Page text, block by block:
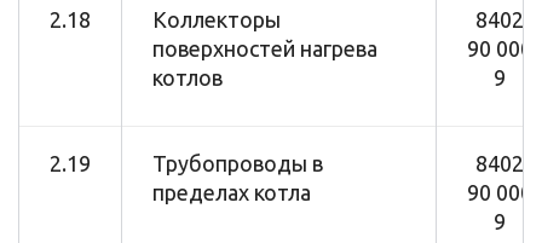
2.18
Коллекторы
поверхностей нагрева
котлов
8402
90 000
9
2.19
Трубопроводы в
пределах котла
8402
90 000
9